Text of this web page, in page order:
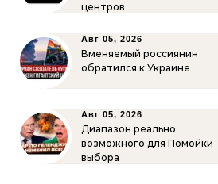
центров
Авг 05, 2026
Вменяемый россиянин
обратился к Украине
Авг 05, 2026
Диапазон реально
возможного для Помойки
выбора